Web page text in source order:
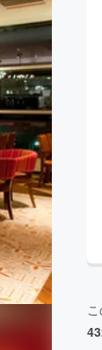
アニメ・漫画
ビューティ
Creation
yaコミュニティ